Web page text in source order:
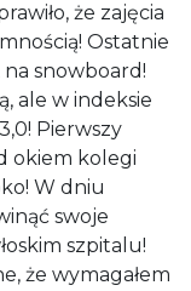
że zajęcia
Ostatnie
snowboard!
ale w indeksie
Pierwszy
okiem kolegi
W dniu
swoje
szpitalu!
że wymagałem